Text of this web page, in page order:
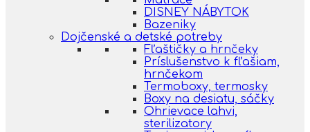
DISNEY NÁBYTOK
Bazeniky
Dojčenské a detské potreby
Fľaštičky a hrnčeky
Príslušenstvo k fľašiam,
hrnčekom
Termoboxy, termosky
Boxy na desiatu, sáčky
Ohrievace lahvi,
sterilizatory